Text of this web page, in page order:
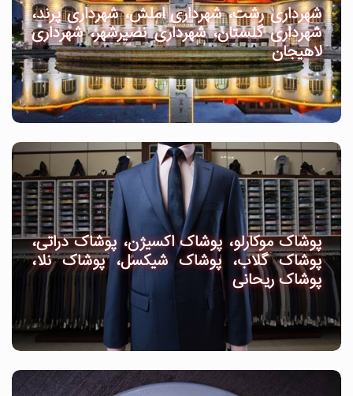
شهرداری رشت، شهرداری املش، شهرداری پرند،
شهرداری گلستان، شهرداری نصیرشهر، شهرداری
لاهیجان
پوشاک موکارلو، پوشاک اکسیژن، پوشاک دراتی،
پوشاک گلاب، پوشاک شیکسل، پوشاک نلا،
پوشاک ریحانی